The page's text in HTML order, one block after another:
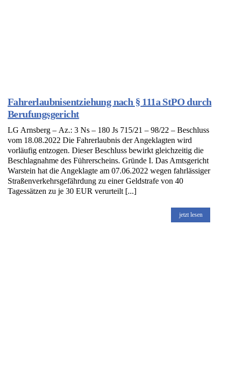
Fahrerlaubnisentziehung nach § 111a StPO durch
Berufungsgericht
LG Arnsberg – Az.: 3 Ns – 180 Js 715/21 – 98/22 – Beschluss
vom 18.08.2022 Die Fahrerlaubnis der Angeklagten wird
vorläufig entzogen. Dieser Beschluss bewirkt gleichzeitig die
Beschlagnahme des Führerscheins. Gründe I. Das Amtsgericht
Warstein hat die Angeklagte am 07.06.2022 wegen fahrlässiger
Straßenverkehrsgefährdung zu einer Geldstrafe von 40
Tagessätzen zu je 30 EUR verurteilt [...]
jetzt lesen